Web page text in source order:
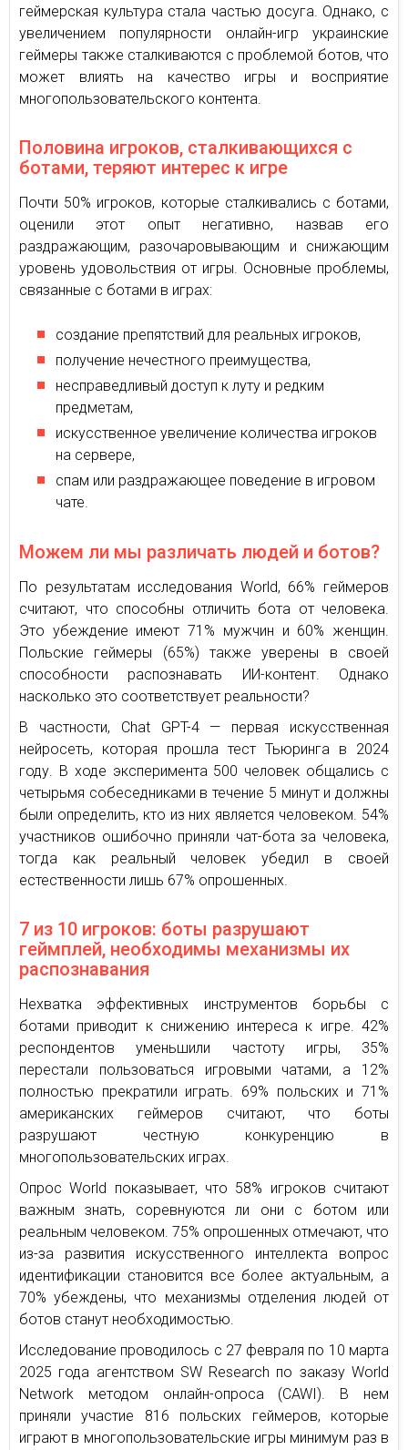
геймерская культура стала частью досуга. Однако, с
увеличением популярности онлайн-игр украинские
геймеры также сталкиваются с проблемой ботов, что
может влиять на качество игры и восприятие
многопользовательского контента.
Половина игроков, сталкивающихся с
ботами, теряют интерес к игре
Почти 50% игроков, которые сталкивались с ботами,
оценили этот опыт негативно, назвав его
раздражающим, разочаровывающим и снижающим
уровень удовольствия от игры. Основные проблемы,
связанные с ботами в играх:
создание препятствий для реальных игроков,
получение нечестного преимущества,
несправедливый доступ к луту и редким
предметам,
искусственное увеличение количества игроков
на сервере,
спам или раздражающее поведение в игровом
чате.
Можем ли мы различать людей и ботов?
По результатам исследования World, 66% геймеров
считают, что способны отличить бота от человека.
Это убеждение имеют 71% мужчин и 60% женщин.
Польские геймеры (65%) также уверены в своей
способности распознавать ИИ-контент. Однако
насколько это соответствует реальности?
В частности, Chat GPT-4 — первая искусственная
нейросеть, которая прошла тест Тьюринга в 2024
году. В ходе эксперимента 500 человек общались с
четырьмя собеседниками в течение 5 минут и должны
были определить, кто из них является человеком. 54%
участников ошибочно приняли чат-бота за человека,
тогда как реальный человек убедил в своей
естественности лишь 67% опрошенных.
7 из 10 игроков: боты разрушают
геймплей, необходимы механизмы их
распознавания
Нехватка эффективных инструментов борьбы с
ботами приводит к снижению интереса к игре. 42%
респондентов уменьшили частоту игры, 35%
перестали пользоваться игровыми чатами, а 12%
полностью прекратили играть. 69% польских и 71%
американских геймеров считают, что боты
разрушают честную конкуренцию в
многопользовательских играх.
Опрос World показывает, что 58% игроков считают
важным знать, соревнуются ли они с ботом или
реальным человеком. 75% опрошенных отмечают, что
из-за развития искусственного интеллекта вопрос
идентификации становится все более актуальным, а
70% убеждены, что механизмы отделения людей от
ботов станут необходимостью.
Исследование проводилось с 27 февраля по 10 марта
2025 года агентством SW Research по заказу World
Network методом онлайн-опроса (CAWI). В нем
приняли участие 816 польских геймеров, которые
играют в многопользовательские игры минимум раз в